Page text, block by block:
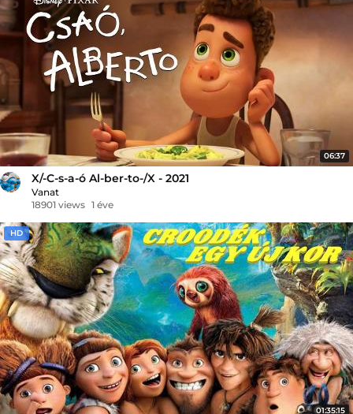
06:37
X/-C-s-a-ó Al-ber-to-/X - 2021
Vanat
18901 views 1 éve
HD
01:35:15